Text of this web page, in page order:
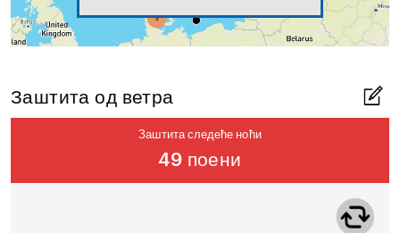
Заштита од ветра
Заштита следеће ноћи
49 поени